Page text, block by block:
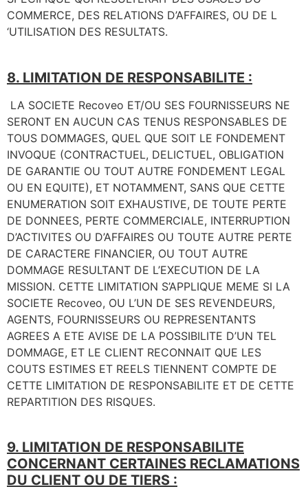
COMMERCE, DES RELATIONS D’AFFAIRES, OU DE L
‘UTILISATION DES RESULTATS.
8. LIMITATION DE RESPONSABILITE :
LA SOCIETE Recoveo ET/OU SES FOURNISSEURS NE
SERONT EN AUCUN CAS TENUS RESPONSABLES DE
TOUS DOMMAGES, QUEL QUE SOIT LE FONDEMENT
INVOQUE (CONTRACTUEL, DELICTUEL, OBLIGATION
DE GARANTIE OU TOUT AUTRE FONDEMENT LEGAL
OU EN EQUITE), ET NOTAMMENT, SANS QUE CETTE
ENUMERATION SOIT EXHAUSTIVE, DE TOUTE PERTE
DE DONNEES, PERTE COMMERCIALE, INTERRUPTION
D’ACTIVITES OU D’AFFAIRES OU TOUTE AUTRE PERTE
DE CARACTERE FINANCIER, OU TOUT AUTRE
DOMMAGE RESULTANT DE L’EXECUTION DE LA
MISSION. CETTE LIMITATION S’APPLIQUE MEME SI LA
SOCIETE Recoveo, OU L’UN DE SES REVENDEURS,
AGENTS, FOURNISSEURS OU REPRESENTANTS
AGREES A ETE AVISE DE LA POSSIBILITE D’UN TEL
DOMMAGE, ET LE CLIENT RECONNAIT QUE LES
COUTS ESTIMES ET REELS TIENNENT COMPTE DE
CETTE LIMITATION DE RESPONSABILITE ET DE CETTE
REPARTITION DES RISQUES.
9. LIMITATION DE RESPONSABILITE
CONCERNANT CERTAINES RECLAMATIONS
DU CLIENT OU DE TIERS :